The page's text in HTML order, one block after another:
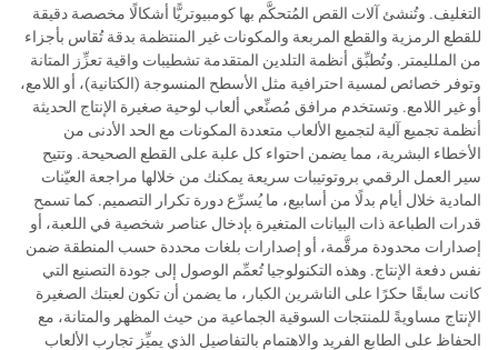
التغليف. وتُنشئ آلات القص المُتحكَّم بها كومبيوتريًّا أشكالًا مخصصة دقيقة
للقطع الرمزية والقطع المربعة والمكونات غير المنتظمة بدقة تُقاس بأجزاء
من الملليمتر. وتُطبِّق أنظمة التلدين المتقدمة تشطيبات واقية تعزِّز المتانة
وتوفر خصائص لمسية احترافية مثل الأسطح المنسوجة (الكتانية)، أو اللامع،
أو غير اللامع. وتستخدم مرافق مُصنِّعي ألعاب لوحية صغيرة الإنتاج الحديثة
أنظمة تجميع آلية لتجميع الألعاب متعددة المكونات مع الحد الأدنى من
الأخطاء البشرية، مما يضمن احتواء كل علبة على القطع الصحيحة. وتتيح
سير العمل الرقمي بروتوتيبات سريعة يمكنك من خلالها مراجعة العيّنات
المادية خلال أيام بدلًا من أسابيع، ما يُسرِّع دورة تكرار التصميم. كما تسمح
قدرات الطباعة ذات البيانات المتغيرة بإدخال عناصر شخصية في اللعبة، أو
إصدارات محدودة مرقَّمة، أو إصدارات بلغات محددة حسب المنطقة ضمن
نفس دفعة الإنتاج. وهذه التكنولوجيا تُعمِّم الوصول إلى جودة التصنيع التي
كانت سابقًا حكرًا على الناشرين الكبار، ما يضمن أن تكون لعبتك الصغيرة
الإنتاج مساويةً للمنتجات السوقية الجماعية من حيث المظهر والمتانة، مع
الحفاظ على الطابع الفريد والاهتمام بالتفاصيل الذي يميِّز تجارب الألعاب